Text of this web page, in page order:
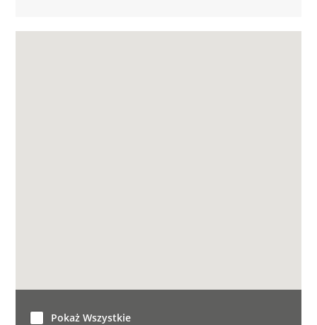
Pokaż Wszystkie